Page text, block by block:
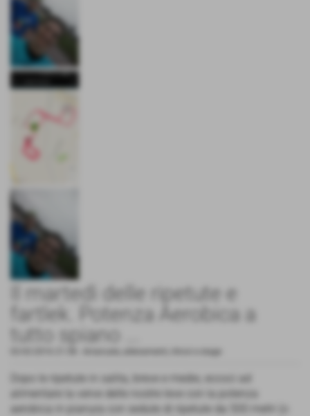
Il martedì delle ripetute e
fartlek. Potenza Aerobica a
tutto spiano ...
Dopo le ripetute in salita, breve e medie, eccoci ad
alimentare la verve delle nostre leve con la potenza
aerobica in pianura con sedute di ripetute da 500 metri (o